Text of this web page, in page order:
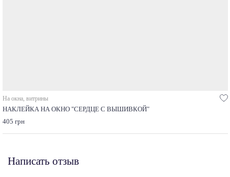
На окна, витрины
НАКЛЕЙКА НА ОКНО "СЕРДЦЕ С ВЫШИВКОЙ"
405 грн
Написать отзыв